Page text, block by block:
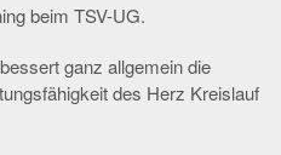
beim TSV-UG.
ganz allgemein die
des Herz Kreislauf